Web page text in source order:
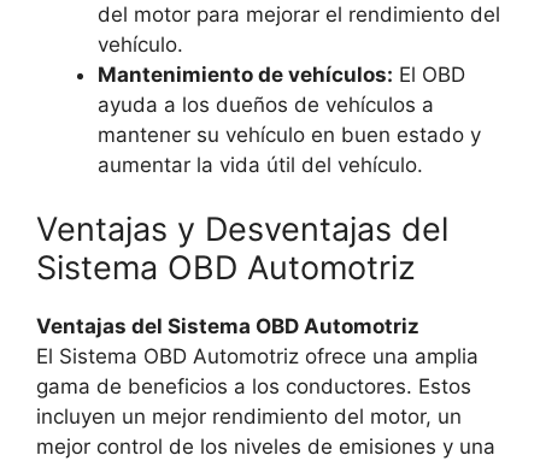
del motor para mejorar el rendimiento del
vehículo.
Mantenimiento de vehículos: El OBD
ayuda a los dueños de vehículos a
mantener su vehículo en buen estado y
aumentar la vida útil del vehículo.
Ventajas y Desventajas del
Sistema OBD Automotriz
Ventajas del Sistema OBD Automotriz
El Sistema OBD Automotriz ofrece una amplia
gama de beneficios a los conductores. Estos
incluyen un mejor rendimiento del motor, un
mejor control de los niveles de emisiones y una